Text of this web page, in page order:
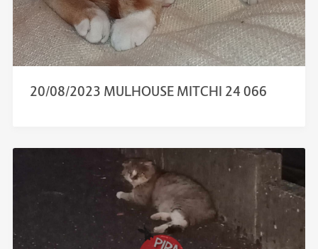
20/08/2023 MULHOUSE MITCHI 24 066